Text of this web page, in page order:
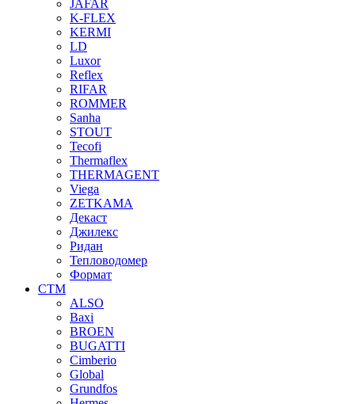
JAFAR
K-FLEX
KERMI
LD
Luxor
Reflex
RIFAR
ROMMER
Sanha
STOUT
Tecofi
Thermaflex
THERMAGENT
Viega
ZETKAMA
Декаст
Джилекс
Ридан
Тепловодомер
Формат
СТМ
ALSO
Baxi
BROEN
BUGATTI
Cimberio
Global
Grundfos